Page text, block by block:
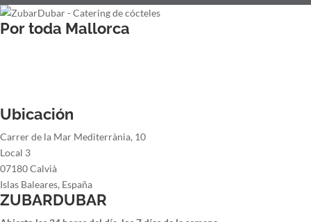
Por toda Mallorca
Ubicación
Carrer de la Mar Mediterrània, 10
Local 3
07180 Calvià
Islas Baleares, España
ZUBARDUBAR